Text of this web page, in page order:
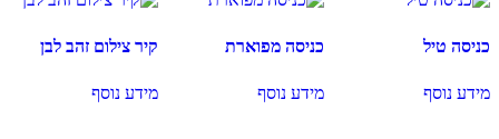
כניסה טיל
מידע נוסף
כניסה מפוארת
מידע נוסף
קיר צילום זהב לבן
מידע נוסף